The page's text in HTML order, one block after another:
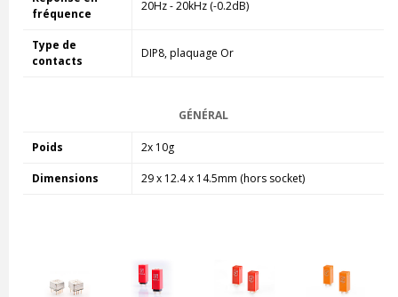
fréquence
20Hz - 20kHz (-0.2dB)
Type de
contacts
DIP8, plaquage Or
GÉNÉRAL
Poids 2x 10g
Dimensions 29 x 12.4 x 14.5mm (hors socket)